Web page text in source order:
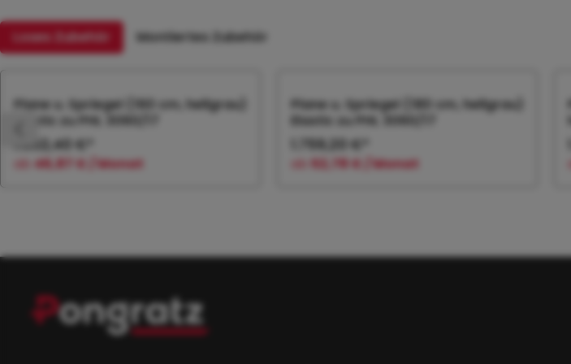
Loses Zubehör Montiertes Zubehör
Produktgalerie überspringen
Plane u. Spriegel (160 cm, hellgrau)
Elastic zu PHL 3060/17
1.562,40 €*
ab 46,87 € / Monat
Plane u. Spriegel (180 cm, hellgrau)
Elastic zu PHL 3060/17
1.759,20 €*
ab 52,78 € / Monat